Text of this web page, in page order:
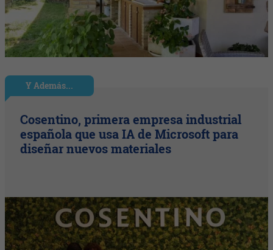
Y Además...
Cosentino, primera empresa industrial
española que usa IA de Microsoft para
diseñar nuevos materiales